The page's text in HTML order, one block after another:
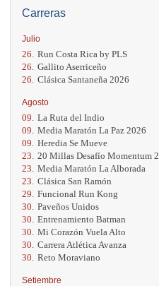
Carreras
Julio
26. Run Costa Rica by PLS
26. Gallito Aserriceño
26. Clásica Santaneña 2026
Agosto
09. La Ruta del Indio
09. Media Maratón La Paz 2026
09. Heredia Se Mueve
23. 20 Millas Desafío Momentum
23. Media Maratón La Alborada
23. Clásica San Ramón
29. Funcional Run Kong
30. Paveños Unidos
30. Entrenamiento Batman
30. Mi Corazón Vuela Alto
30. Carrera Atlética Avanza
30. Reto Moraviano
Setiembre